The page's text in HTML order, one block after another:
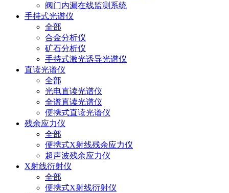
阀门内漏在线监测系统
手持式光谱仪
全部
合金分析仪
矿石分析仪
手持式激光诱导光谱仪
直读光谱仪
全部
光电直读光谱仪
全谱直读光谱仪
便携式直读光谱仪
残余应力仪
全部
便携式X射线残余应力仪
超声波残余应力仪
X射线衍射仪
全部
便携式X射线衍射仪